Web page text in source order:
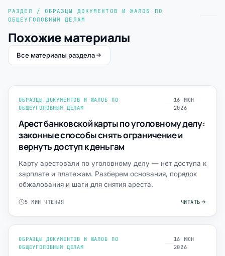
РАЗДЕЛ / ОБРАЗЦЫ ДОКУМЕНТОВ И ЖАЛОБ ПО
ОБЩЕУГОЛОВНЫМ ДЕЛАМ
Похожие материалы
Все материалы раздела
ОБРАЗЦЫ ДОКУМЕНТОВ И ЖАЛОБ ПО
ОБЩЕУГОЛОВНЫМ ДЕЛАМ
16 ИЮН
2026
Арест банковской карты по уголовному делу:
законные способы снять ограничение и
вернуть доступ к деньгам
Карту арестовали по уголовному делу — нет доступа к
зарплате и платежам. Разберем основания, порядок
обжалования и шаги для снятия ареста.
5 МИН ЧТЕНИЯ ЧИТАТЬ
ОБРАЗЦЫ ДОКУМЕНТОВ И ЖАЛОБ ПО
ОБЩЕУГОЛОВНЫМ ДЕЛАМ
16 ИЮН
2026